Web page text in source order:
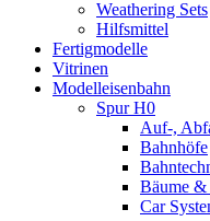
Weathering Sets
Hilfsmittel
Fertigmodelle
Vitrinen
Modelleisenbahn
Spur H0
Auf-,
Bahnhöfe
Bäume &
Car